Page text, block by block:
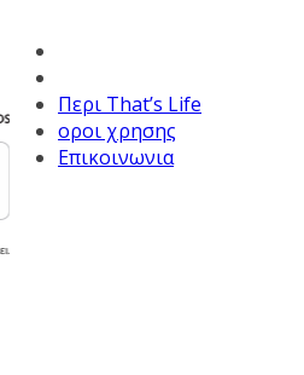
Περι That’s Life
οροι χρησης
Επικοινωνια